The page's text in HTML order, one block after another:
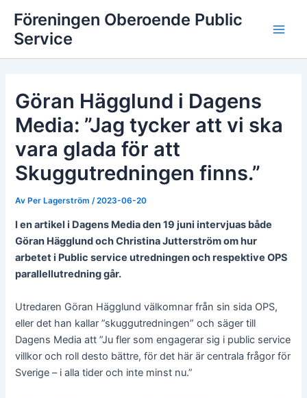
innehåll
Föreningen Oberoende Public
Service
Göran Hägglund i Dagens
Media: ”Jag tycker att vi ska
vara glada för att
Skuggutredningen finns.”
Av Per Lagerström/2023-06-20
I en artikel i Dagens Media den 19 juni intervjuas både
Göran Hägglund och Christina Jutterström om hur
arbetet i Public service utredningen och respektive OPS
parallellutredning går.
Utredaren Göran Hägglund välkomnar från sin sida OPS,
eller det han kallar ”skuggutredningen” och säger till
Dagens Media att ”Ju fler som engagerar sig i public service
villkor och roll desto bättre, för det här är centrala frågor för
Sverige – i alla tider och inte minst nu.”